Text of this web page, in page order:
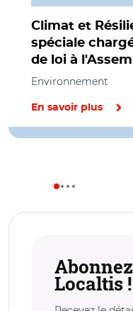
Climat et
spéciale
de loi à
Environnement
En savoir plus
Localtis !